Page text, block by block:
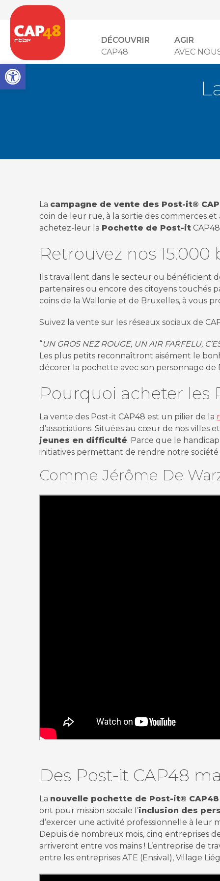
DÉCOUVRIR
CAP48
AGIR
AVEC
La campagne de vente des Post-it®
coin de leur rue, à la sortie des commerces
achetez-leur la Pochette de Post-it
Retrouvez nos
Ils travaillent dans le secteur ou bénéficient
partenaires ou encore des citoyens touchés
coins de la Wallonie et de Bruxelles, à vous
Suivez la vente sur les réseaux sociaux de
“UN GROS NEZ ROUGE, UN AIR FARFELU,
Les plus petits reconnaîtront aisément le
décorer la pochette avec son personnage de
Pourquoi acheter les
La vente des Post-it CAP48 est un pilier de la
d’associations. Situées au cœur de nos villes
jeunes en difficulté. Parce que le
initiatives permettant de rendre notre société
Comme Jérôme De
Des Post-it CAP48
La nouvelle pochette de Post-it® CAP48
ont pour mission sociale l’inclusion des
d’exercer une activité professionnelle à leur
Depuis de nombreux mois, cinq entreprises
arriveront entre vos mains ! L’entreprise de
entre les entreprises ATE (Ensival), Village
Open toolbar